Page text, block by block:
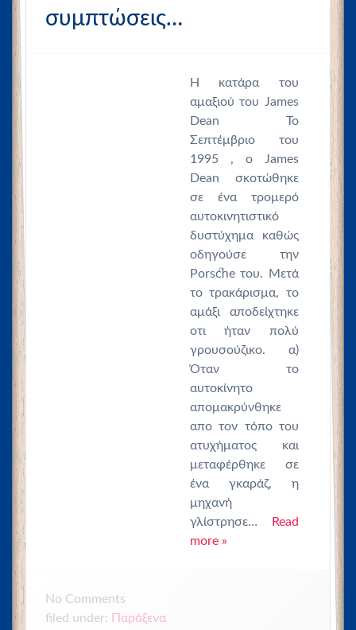
συμπτώσεις…
Η κατάρα του
αμαξιού του James
Dean Το
Σεπτέμβριο του
1995 , o James
Dean σκοτώθηκε
σε ένα τρομερό
αυτοκινητιστικό
δυστύχημα καθώς
οδηγούσε την
Porsche του. Μετά
το τρακάρισμα, το
αμάξι αποδείχτηκε
οτι ήταν πολύ
γρουσούζικο. α)
Όταν το
αυτοκίνητο
απομακρύνθηκε
απο τον τόπο του
ατυχήματος και
μεταφέρθηκε σε
ένα γκαράζ, η
μηχανή
γλίστρησε…
Read
more »
No Comments
filed under: Παράξενα